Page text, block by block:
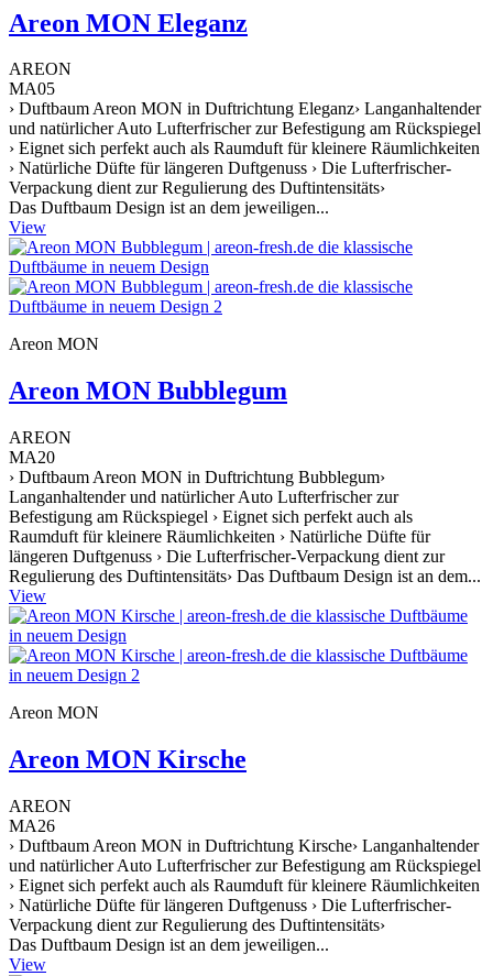
Areon MON Eleganz
AREON
MA05
› Duftbaum Areon MON in Duftrichtung Eleganz› Langanhaltender
und natürlicher Auto Lufterfrischer zur Befestigung am Rückspiegel
› Eignet sich perfekt auch als Raumduft für kleinere Räumlichkeiten
› Natürliche Düfte für längeren Duftgenuss › Die Lufterfrischer-
Verpackung dient zur Regulierung des Duftintensitäts›
Das Duftbaum Design ist an dem jeweiligen...
View
Areon MON
Areon MON Bubblegum
AREON
MA20
› Duftbaum Areon MON in Duftrichtung Bubblegum›
Langanhaltender und natürlicher Auto Lufterfrischer zur
Befestigung am Rückspiegel › Eignet sich perfekt auch als
Raumduft für kleinere Räumlichkeiten › Natürliche Düfte für
längeren Duftgenuss › Die Lufterfrischer-Verpackung dient zur
Regulierung des Duftintensitäts› Das Duftbaum Design ist an dem...
View
Areon MON
Areon MON Kirsche
AREON
MA26
› Duftbaum Areon MON in Duftrichtung Kirsche› Langanhaltender
und natürlicher Auto Lufterfrischer zur Befestigung am Rückspiegel
› Eignet sich perfekt auch als Raumduft für kleinere Räumlichkeiten
› Natürliche Düfte für längeren Duftgenuss › Die Lufterfrischer-
Verpackung dient zur Regulierung des Duftintensitäts›
Das Duftbaum Design ist an dem jeweiligen...
View